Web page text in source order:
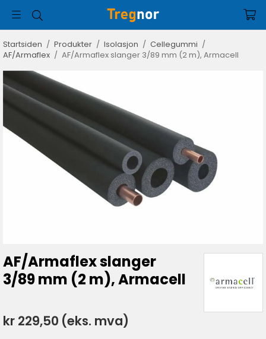
Startsiden / Produkter / Isolasjon / Cellegummi /
AF/Armaflex / AF/Armaflex slanger 3/89 mm (2 m), Armacell
AF/Armaflex slanger
3/89 mm (2 m), Armacell
kr 229,50 (eks. mva)